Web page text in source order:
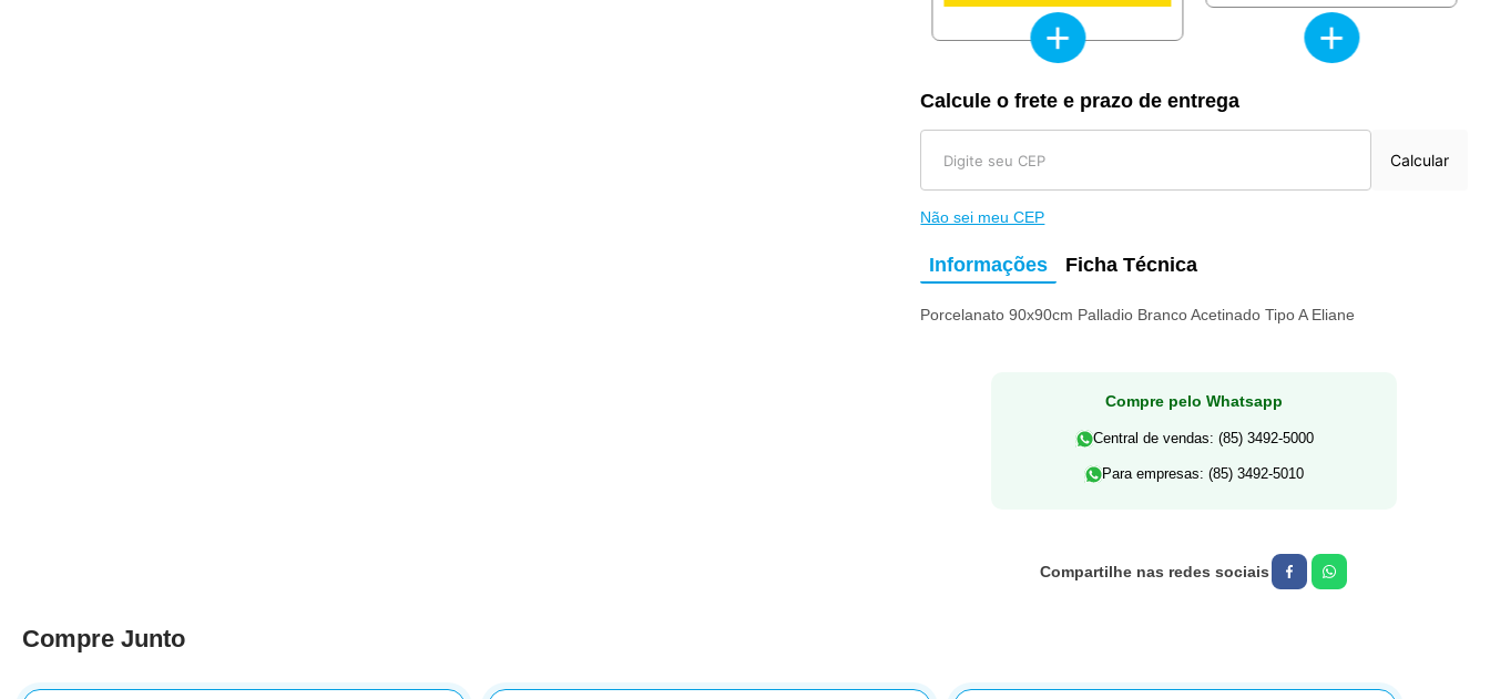
+ +
Calcule o frete e prazo de entrega
Calcular
Não sei meu CEP
Informações Ficha Técnica
Porcelanato 90x90cm Palladio Branco Acetinado Tipo A Eliane
Compre pelo Whatsapp
Central de vendas: (85) 3492-5000
Para empresas: (85) 3492-5010
Compre Junto